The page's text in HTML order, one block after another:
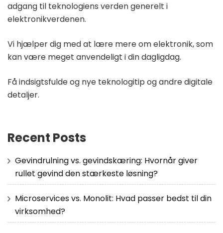
adgang til teknologiens verden generelt i
elektronikverdenen.
Vi hjælper dig med at lære mere om elektronik, som
kan være meget anvendeligt i din dagligdag.
Få indsigtsfulde og nye teknologitip og andre digitale
detaljer.
Recent Posts
Gevindrulning vs. gevindskæring: Hvornår giver
rullet gevind den stærkeste løsning?
Microservices vs. Monolit: Hvad passer bedst til din
virksomhed?